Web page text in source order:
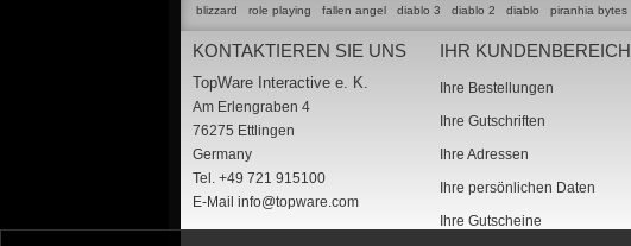
blizzard role playing fallen angel diablo 3 diablo 2 diablo piranhia bytes
KONTAKTIEREN SIE UNS
TopWare Interactive e. K.
Am Erlengraben 4
76275 Ettlingen
Germany
Tel. +49 721 915100
E-Mailinfo@topware.com
IHR KUNDENBEREICH
Ihre Bestellungen
Ihre Gutschriften
Ihre Adressen
Ihre persönlichen Daten
Ihre Gutscheine